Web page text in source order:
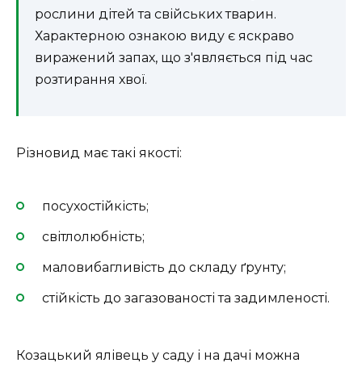
рослини дітей та свійських тварин.
Характерною ознакою виду є яскраво
виражений запах, що з'являється під час
розтирання хвої.
Різновид має такі якості:
посухостійкість;
світлолюбність;
маловибагливість до складу ґрунту;
стійкість до загазованості та задимленості.
Козацький ялівець у саду і на дачі можна